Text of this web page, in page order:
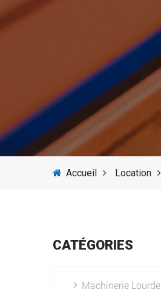
Accueil Location
CATÉGORIES
Machinerie Lourde